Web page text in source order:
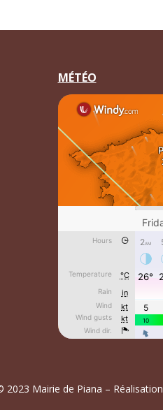
MÉTÉO
2023 Mairie de Piana – Réalisation